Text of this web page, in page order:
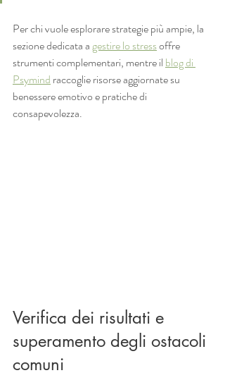
Per chi vuole esplorare strategie più ampie, la
sezione dedicata a gestire lo stress offre
strumenti complementari, mentre il blog di
Psymind raccoglie risorse aggiornate su
benessere emotivo e pratiche di
consapevolezza.
Verifica dei risultati e
superamento degli ostacoli
comuni